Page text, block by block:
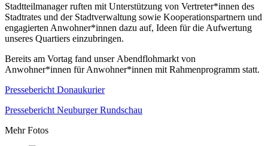
Stadtteilmanager ruften mit Unterstützung von Vertreter*innen des
Stadtrates und der Stadtverwaltung sowie Kooperationspartnern und
engagierten Anwohner*innen dazu auf, Ideen für die Aufwertung
unseres Quartiers einzubringen.
Bereits am Vortag fand unser Abendflohmarkt von
Anwohner*innen für Anwohner*innen mit Rahmenprogramm statt.
Pressebericht Donaukurier
Pressebericht Neuburger Rundschau
Mehr Fotos